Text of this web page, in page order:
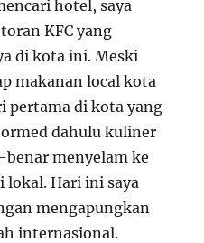
hotel, saya
KFC yang
di kota ini. Meski
makanan local kota
pertama di kota yang
dahulu kuliner
menyelam ke
lokal. Hari ini saya
mengapungkan
internasional.